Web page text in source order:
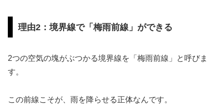
理由2：境界線で「梅雨前線」ができる
2つの空気の塊がぶつかる境界線を「梅雨前線」と呼びま
す。
この前線こそが、雨を降らせる正体なんです。